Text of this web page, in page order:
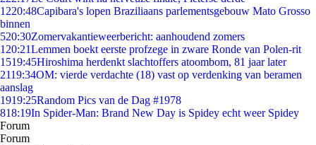
1220:48Capibara's lopen Braziliaans parlementsgebouw Mato Grosso
binnen
520:30Zomervakantieweerbericht: aanhoudend zomers
1 20:21Lemmen boekt eerste profzege in zware Ronde van Polen-rit
1519:45Hiroshima herdenkt slachtoffers atoombom, 81 jaar later
2119:34OM: vierde verdachte (18) vast op verdenking van beramen
aanslag
1919:25Random Pics van de Dag #1978
818:19In Spider-Man: Brand New Day is Spidey echt weer Spidey
Forum
Forum